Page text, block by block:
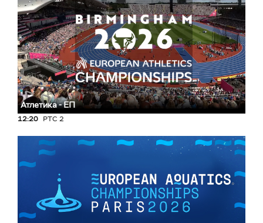
Атлетика - ЕП
12:20 РТС 2